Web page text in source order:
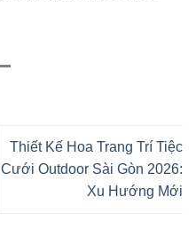
Thiết Kế Hoa Trang Trí Tiệc
Cưới Outdoor Sài Gòn 2026:
Xu Hướng Mới